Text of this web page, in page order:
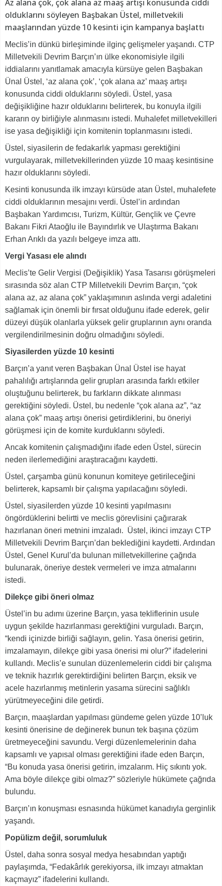
Az alana çok, çok alana az maaş artışı konusunda ciddi
olduklarını söyleyen Başbakan Üstel, milletvekili
maaşlarından yüzde 10 kesinti için kampanya başlattı
Meclis’in dünkü birleşiminde ilginç gelişmeler yaşandı. CTP
Milletvekili Devrim Barçın’ın ülke ekonomisiyle ilgili
iddialarını yanıtlamak amacıyla kürsüye gelen Başbakan
Ünal Üstel, ‘az alana çok’, ‘çok alana az’ maaş artışı
konusunda ciddi olduklarını söyledi. Üstel, yasa
değişikliğine hazır olduklarını belirterek, bu konuyla ilgili
kararın oy birliğiyle alınmasını istedi. Muhalefet milletvekilleri
ise yasa değişikliği için komitenin toplanmasını istedi.
Üstel, siyasilerin de fedakarlık yapması gerektiğini
vurgulayarak, milletvekillerinden yüzde 10 maaş kesintisine
hazır olduklarını söyledi.
Kesinti konusunda ilk imzayı kürsüde atan Üstel, muhalefete
ciddi olduklarının mesajını verdi. Üstel’in ardından
Başbakan Yardımcısı, Turizm, Kültür, Gençlik ve Çevre
Bakanı Fikri Ataoğlu ile Bayındırlık ve Ulaştırma Bakanı
Erhan Arıklı da yazılı belgeye imza attı.
Vergi Yasası ele alındı
Meclis’te Gelir Vergisi (Değişiklik) Yasa Tasarısı görüşmeleri
sırasında söz alan CTP Milletvekili Devrim Barçın, “çok
alana az, az alana çok” yaklaşımının aslında vergi adaletini
sağlamak için önemli bir fırsat olduğunu ifade ederek, gelir
düzeyi düşük olanlarla yüksek gelir gruplarının aynı oranda
vergilendirilmesinin doğru olmadığını söyledi.
Siyasilerden yüzde 10 kesinti
Barçın’a yanıt veren Başbakan Ünal Üstel ise hayat
pahalılığı artışlarında gelir grupları arasında farklı etkiler
oluştuğunu belirterek, bu farkların dikkate alınması
gerektiğini söyledi. Üstel, bu nedenle “çok alana az”, “az
alana çok” maaş artışı önerisi getirdiklerini, bu öneriyi
görüşmesi için de komite kurduklarını söyledi.
Ancak komitenin çalışmadığını ifade eden Üstel, sürecin
neden ilerlemediğini araştıracağını kaydetti.
Üstel, çarşamba günü konunun komiteye getirileceğini
belirterek, kapsamlı bir çalışma yapılacağını söyledi.
Üstel, siyasilerden yüzde 10 kesinti yapılmasını
öngördüklerini belirtti ve meclis görevlisini çağırarak
hazırlanan öneri metnini imzaladı. Üstel, ikinci imzayı CTP
Milletvekili Devrim Barçın’dan beklediğini kaydetti. Ardından
Üstel, Genel Kurul’da bulunan milletvekillerine çağrıda
bulunarak, öneriye destek vermeleri ve imza atmalarını
istedi.
Dilekçe gibi öneri olmaz
Üstel’in bu adımı üzerine Barçın, yasa tekliflerinin usule
uygun şekilde hazırlanması gerektiğini vurguladı. Barçın,
“kendi içinizde birliği sağlayın, gelin. Yasa önerisi getirin,
imzalamayın, dilekçe gibi yasa önerisi mi olur?” ifadelerini
kullandı. Meclis’e sunulan düzenlemelerin ciddi bir çalışma
ve teknik hazırlık gerektirdiğini belirten Barçın, eksik ve
acele hazırlanmış metinlerin yasama sürecini sağlıklı
yürütmeyeceğini dile getirdi.
Barçın, maaşlardan yapılması gündeme gelen yüzde 10’luk
kesinti önerisine de değinerek bunun tek başına çözüm
üretmeyeceğini savundu. Vergi düzenlemelerinin daha
kapsamlı ve yapısal olması gerektiğini ifade eden Barçın,
“Bu konuda yasa önerisi getirin, imzalarım. Hiç sıkıntı yok.
Ama böyle dilekçe gibi olmaz?” sözleriyle hükümete çağrıda
bulundu.
Barçın’ın konuşması esnasında hükümet kanadıyla gerginlik
yaşandı.
Popülizm değil, sorumluluk
Üstel, daha sonra sosyal medya hesabından yaptığı
paylaşımda, “Fedakârlık gerekiyorsa, ilk imzayı atmaktan
kaçmayız” ifadelerini kullandı.